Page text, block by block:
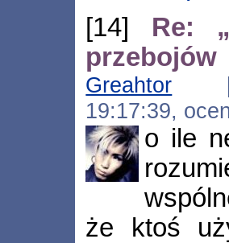
[14] Re:
przebojów
Greahtor
19:17:39,
o ile
że ktoś